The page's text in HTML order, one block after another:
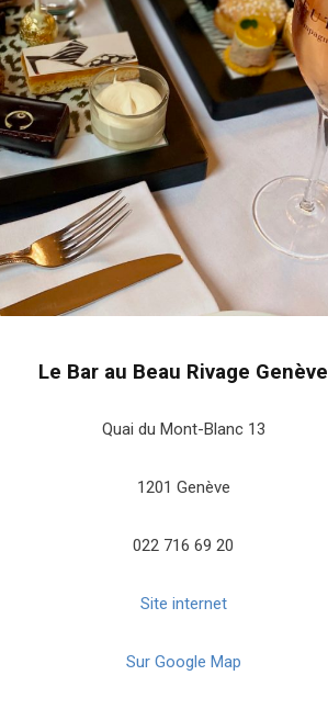
Le Bar au Beau Rivage Genève
Quai du Mont-Blanc 13
1201 Genève
022 716 69 20
Site internet
Sur Google Map